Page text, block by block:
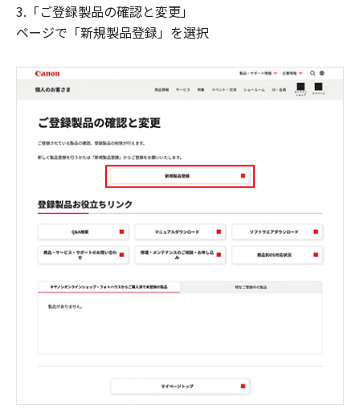
3.「ご登録製品の確認と変更」
ページで「新規製品登録」を選択